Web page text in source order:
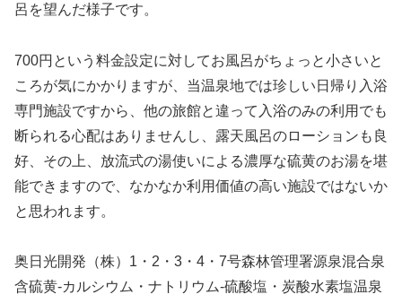
呂を望んだ様子です。
700円という料金設定に対してお風呂がちょっと小さいと
ころが気にかかりますが、当温泉地では珍しい日帰り入浴
専門施設ですから、他の旅館と違って入浴のみの利用でも
断られる心配はありませんし、露天風呂のローションも良
好、その上、放流式の湯使いによる濃厚な硫黄のお湯を堪
能できますので、なかなか利用価値の高い施設ではないか
と思われます。
奥日光開発（株）1・2・3・4・7号森林管理署源泉混合泉
含硫黄-カルシウム・ナトリウム-硫酸塩・炭酸水素塩温泉